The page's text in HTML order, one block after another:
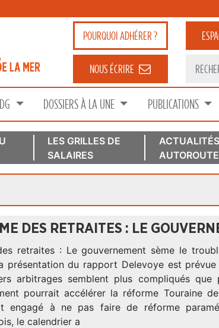
POURQUOIADHÉRER ?
NOUS ÉCRIRE
DOSSIERS À LA UNE PUBLICATIONS
LES GRILLES DE
SALAIRES
ACTUALITÉS
DES RETRAITES : LE
retraites : Le gouvernement sème le
présentation du rapport Delevoye est prévue
arbitrages semblent plus compliqués que
pourrait accélérer la réforme Touraine
engagé à ne pas faire de réforme
le calendrier a